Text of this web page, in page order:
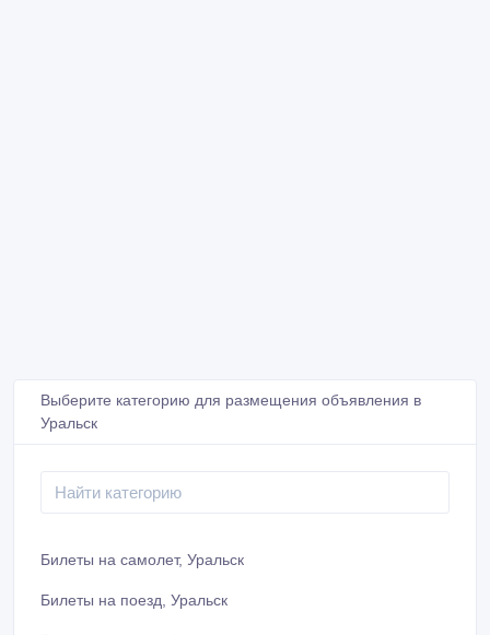
Выберите категорию для размещения объявления в
Уральск
Билеты на самолет, Уральск
Билеты на поезд, Уральск